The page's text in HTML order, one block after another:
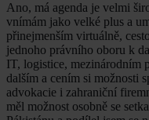
Ano, má agenda je velmi
vnímám jako velké plus a
přinejmenším virtuálně,
jednoho právního oboru k
IT, logistice, mezinárodním
dalším a cením si možnosti
advokacie i zahraniční
měl možnost osobně se